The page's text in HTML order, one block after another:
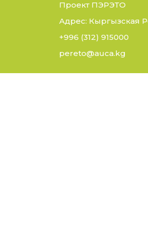
Проект ПЭРЭТО
Адрес: Кыргызская
+996 (312) 915000
pereto@auca.kg